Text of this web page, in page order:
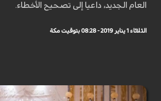
العام الجديد، داعيا إلى تصحيح الأخطاء.
الثلاثاء 1 يناير 2019 - 08:28 بتوقيت مكة